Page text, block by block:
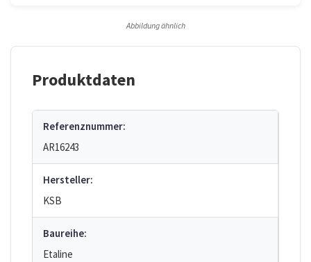
Abbildung ähnlich
Produktdaten
Referenznummer:
AR16243
Hersteller:
KSB
Baureihe:
Etaline